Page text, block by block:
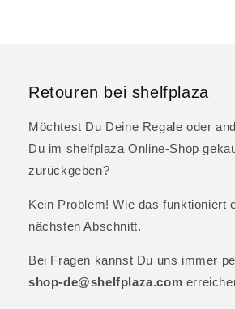
Retouren bei shelfplaza
Möchtest Du Deine Regale oder
Du im shelfplaza Online-Shop
zurückgeben?
Kein Problem! Wie das funktioniert
nächsten Abschnitt.
Bei Fragen kannst Du uns immer
shop-de@shelfplaza.com